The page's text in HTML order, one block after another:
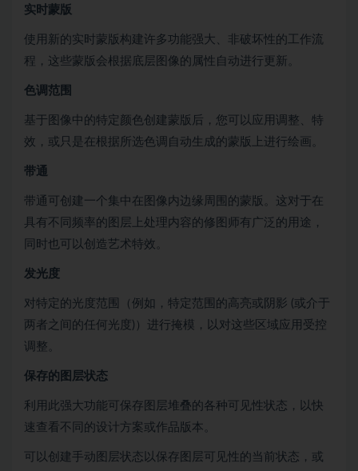
实时蒙版
使用新的实时蒙版构建许多功能强大、非破坏性的工作流
程，这些蒙版会根据底层图像的属性自动进行更新。
色调范围
基于图像中的特定颜色创建蒙版后，您可以应用调整、特
效，或只是在根据所选色调自动生成的蒙版上进行绘画。
带通
带通可创建一个集中在图像内边缘周围的蒙版。这对于在
具有不同频率的图层上处理内容的修图师有广泛的用途，
同时也可以创造艺术特效。
发光度
对特定的光度范围（例如，特定范围的高亮或阴影 (或介于
两者之间的任何光度)）进行掩模，以对这些区域应用受控
调整。
保存的图层状态
利用此强大功能可保存图层堆叠的各种可见性状态，以快
速查看不同的设计方案或作品版本。
可以创建手动图层状态以保存图层可见性的当前状态，或